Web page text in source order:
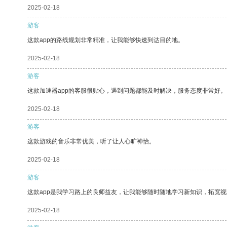
2025-02-18
游客
这款app的路线规划非常精准，让我能够快速到达目的地。
2025-02-18
游客
这款加速器app的客服很贴心，遇到问题都能及时解决，服务态度非常好。
2025-02-18
游客
这款游戏的音乐非常优美，听了让人心旷神怡。
2025-02-18
游客
这款app是我学习路上的良师益友，让我能够随时随地学习新知识，拓宽
2025-02-18